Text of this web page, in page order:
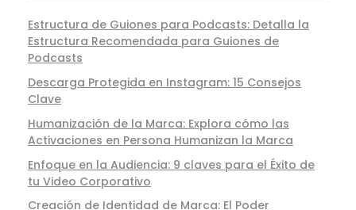
Estructura de Guiones para Podcasts: Detalla la
Estructura Recomendada para Guiones de
Podcasts
Descarga Protegida en Instagram: 15 Consejos
Clave
Humanización de la Marca: Explora cómo las
Activaciones en Persona Humanizan la Marca
Enfoque en la Audiencia: 9 claves para el Éxito de
tu Video Corporativo
Creación de Identidad de Marca: El Poder